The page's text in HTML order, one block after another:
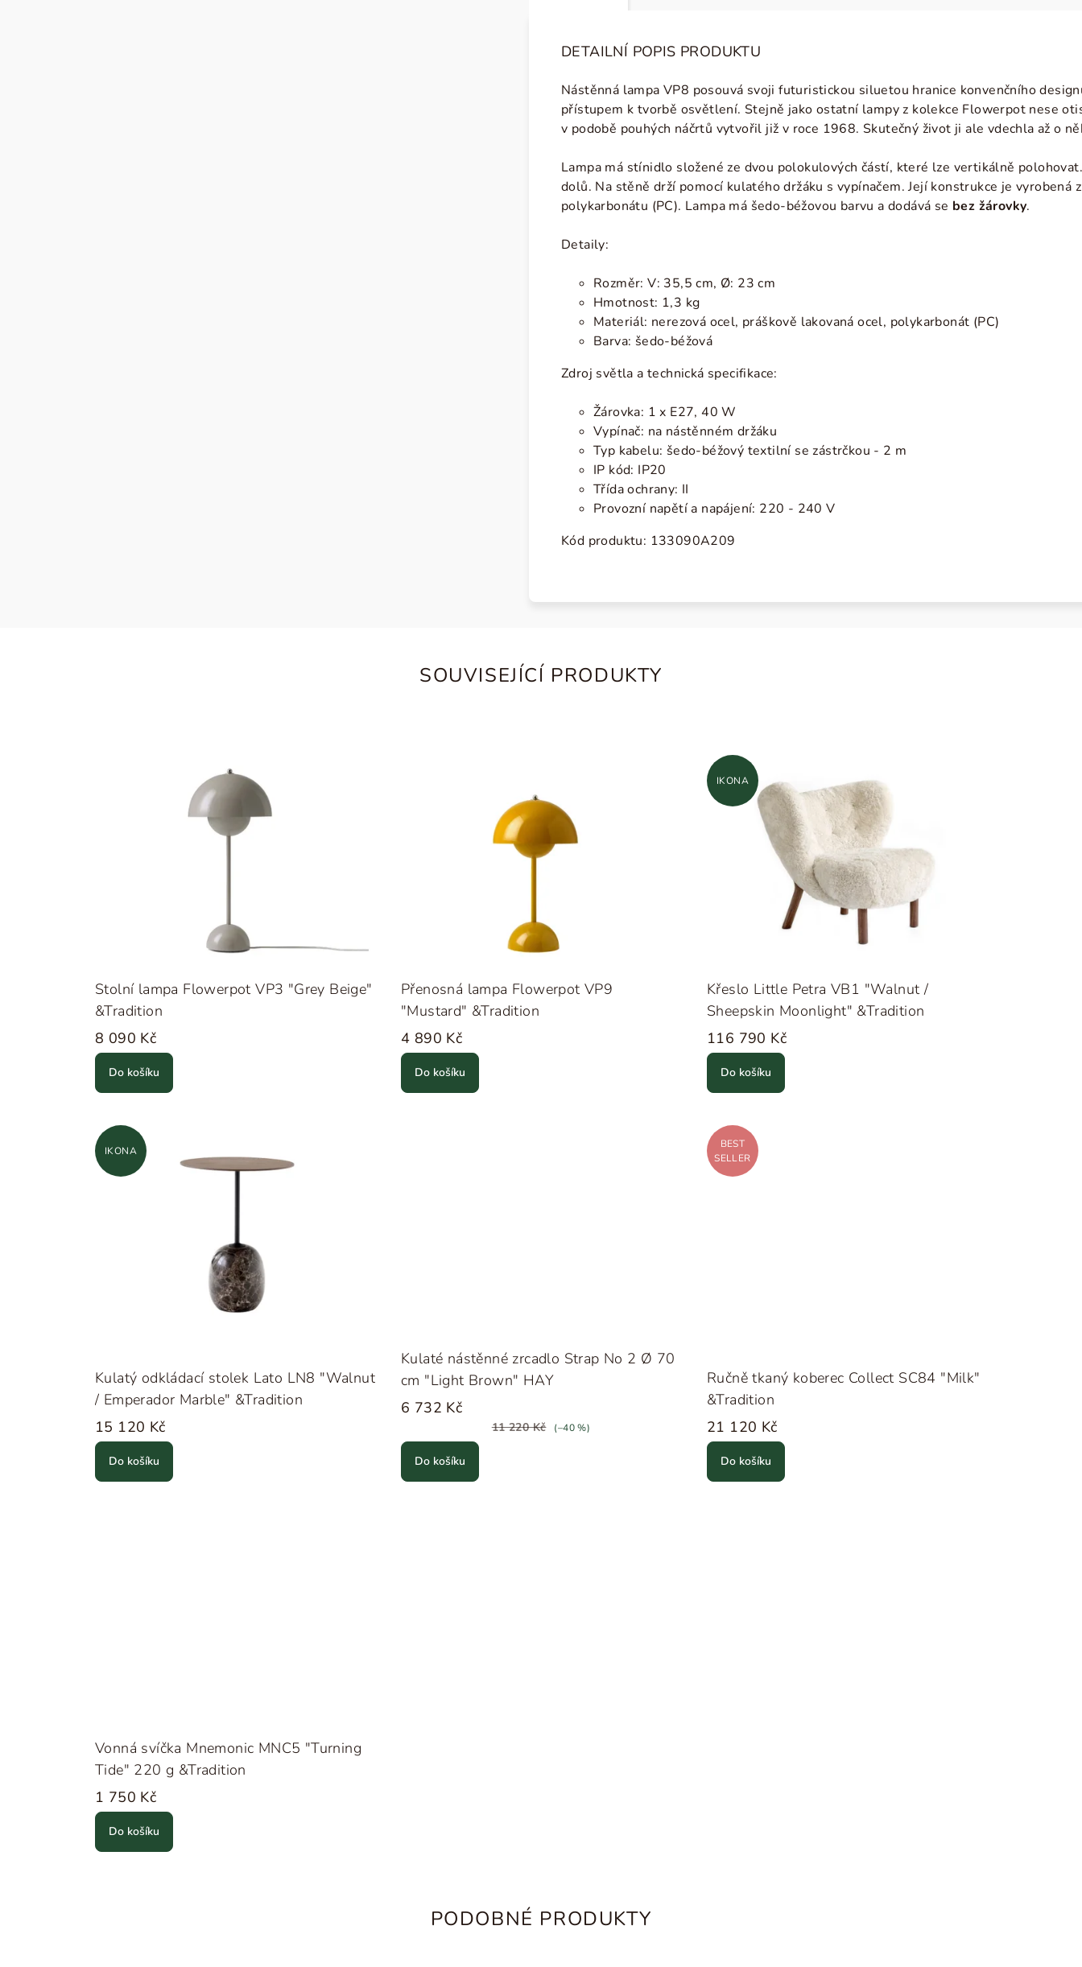
DETAILNÍ POPIS PRODUKTU
Nástěnná lampa VP8 posouvá svoji futuristickou siluetou hranice konvenčního
přístupem k tvorbě osvětlení. Stejně jako ostatní lampy z kolekce Flowerpot nese
v podobě pouhých náčrtů vytvořil již v roce 1968. Skutečný život ji ale vdechla až o
Lampa má stínidlo složené ze dvou polokulových částí, které lze vertikálně
dolů. Na stěně drží pomocí kulatého držáku s vypínačem. Její konstrukce je vyrobená
polykarbonátu (PC). Lampa má šedo-béžovou barvu a dodává se bez žárovky.
Detaily:
Rozměr:V: 35,5 cm, Ø: 23 cm
Hmotnost: 1,3 kg
Materiál: nerezová ocel, práškově lakovaná ocel, polykarbonát (PC)
Barva: šedo-béžová
Zdroj světla a technická specifikace:
Žárovka: 1 x E27, 40 W
Vypínač: na nástěnném držáku
Typ kabelu: šedo-béžový textilní se zástrčkou - 2 m
IP kód: IP20
Třída ochrany: II
Provozní napětí a napájení: 220 - 240 V
Kód produktu: 133090A209
SOUVISEJÍCÍ PRODUKTY
Stolní lampa Flowerpot VP3 "Grey Beige"
&Tradition
8 090 Kč
Do košíku
Přenosná lampa Flowerpot VP9
"Mustard" &Tradition
4 890 Kč
Do košíku
IKONA
Křeslo Little Petra VB1 "Walnut /
Sheepskin Moonlight" &Tradition
116 790 Kč
Do košíku
IKONA
Kulatý odkládací stolek Lato LN8 "Walnut
/ Emperador Marble" &Tradition
15 120 Kč
Do košíku
Kulaté nástěnné zrcadlo Strap No 2 Ø 70
cm "Light Brown" HAY
6 732 Kč
11 220 Kč (–40 %)
Do košíku
BEST
SELLER
Ručně tkaný koberec Collect SC84 "Milk"
&Tradition
21 120 Kč
Do košíku
Vonná svíčka Mnemonic MNC5 "Turning
Tide" 220 g &Tradition
1 750 Kč
Do košíku
PODOBNÉ PRODUKTY